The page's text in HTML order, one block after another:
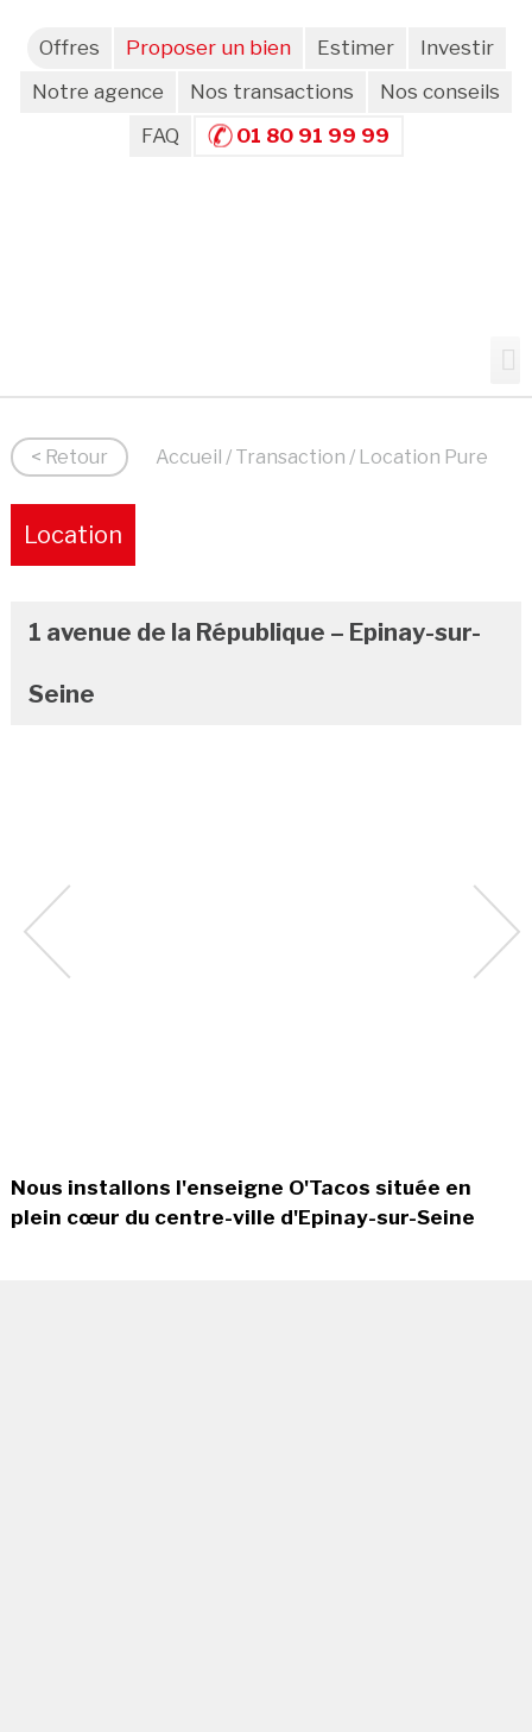
Offres Proposer un bien Estimer
Investir
Notre agence
Nos transactions
Nos conseils
FAQ
01 80 91 99 99
< Retour Accueil / Transaction / Location Pure
Location
1 avenue de la République – Epinay-sur-
Seine
Nous installons l'enseigne O'Tacos située en
plein cœur du centre-ville d'Epinay-sur-Seine